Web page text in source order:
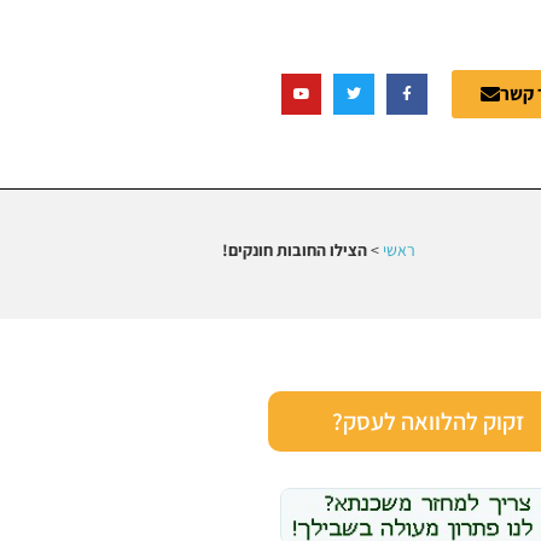
קשר
ראשי >הצילו החובות חונקים!
זקוק להלוואה לעסק?